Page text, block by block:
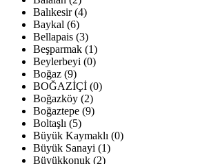
Balıkesir (4)
Baykal (6)
Bellapais (3)
Beşparmak (1)
Beylerbeyi (0)
Boğaz (9)
BOĞAZİÇİ (0)
Boğazköy (2)
Boğaztepe (9)
Boltaşlı (5)
Büyük Kaymaklı (0)
Büyük Sanayi (1)
Büyükkonuk (2)